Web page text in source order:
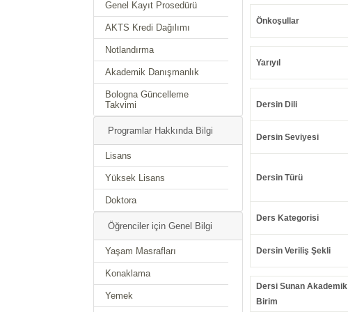
Genel Kayıt Prosedürü
AKTS Kredi Dağılımı
Notlandırma
Akademik Danışmanlık
Bologna Güncelleme
Takvimi
Programlar Hakkında Bilgi
Lisans
Yüksek Lisans
Doktora
Öğrenciler için Genel Bilgi
Yaşam Masrafları
Konaklama
Yemek
Önkoşullar
Yarıyıl
Dersin Dili
Dersin Seviyesi
Dersin Türü
Ders Kategorisi
Dersin Veriliş Şekli
Dersi Sunan Akademik
Birim